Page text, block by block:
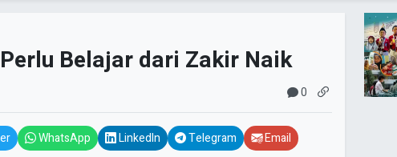
Belajar dari Zakir Naik
0
WhatsApp LinkedIn Telegram Email